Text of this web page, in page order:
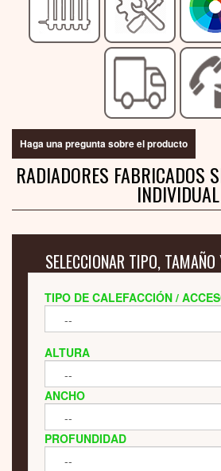
Haga una pregunta sobre el producto
RADIADORES FABRICADOS
INDIVIDUAL
SELECCIONAR TIPO,
TIPO DE CALEFACCIÓN /
ALTURA
ANCHO
PROFUNDIDAD